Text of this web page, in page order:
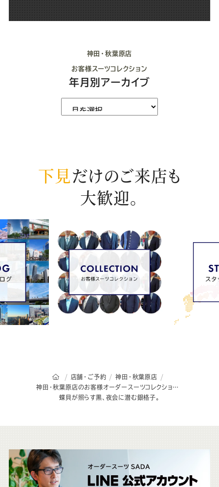
神田・秋葉原店
お客様スーツコレクション
年月別アーカイブ
下見だけのご来店も
大歓迎。
オーダースーツSADAのトップページ
店舗・ご予約
神田・秋葉原店
神田・秋葉原店のお客様オーダースーツコレクション
蝶貝が照らす黒、夜会に潜む銀格子。
こ
ち